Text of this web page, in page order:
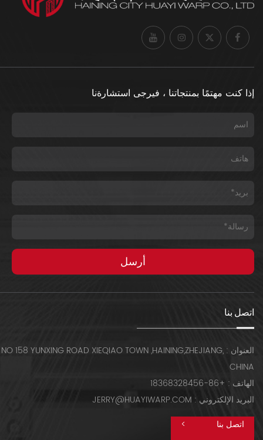
إذا كنت مهتمًا بمنتجاتنا ، فيرجى استشارةنا
اتصل بنا
العنوان : NO 158 YUNXING ROAD XIEQIAO TOWN ,HAINING,ZHEJIANG,
CHINA
الهاتف : +86-18368328456
البريد الإلكتروني : JERRY@HUAYIWARP.COM
اتصل بنا
>